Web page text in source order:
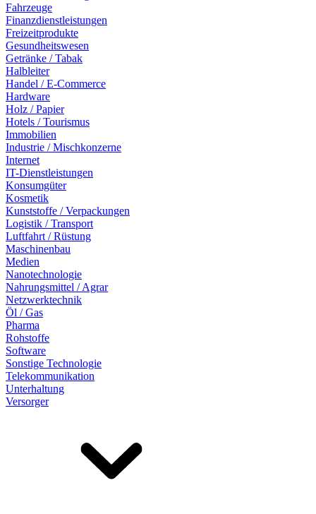
Fahrzeuge
Finanzdienstleistungen
Freizeitprodukte
Gesundheitswesen
Getränke / Tabak
Halbleiter
Handel / E-Commerce
Hardware
Holz / Papier
Hotels / Tourismus
Immobilien
Industrie / Mischkonzerne
Internet
IT-Dienstleistungen
Konsumgüter
Kosmetik
Kunststoffe / Verpackungen
Logistik / Transport
Luftfahrt / Rüstung
Maschinenbau
Medien
Nanotechnologie
Nahrungsmittel / Agrar
Netzwerktechnik
Öl / Gas
Pharma
Rohstoffe
Software
Sonstige Technologie
Telekommunikation
Unterhaltung
Versorger